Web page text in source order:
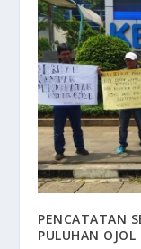
PENCATATAN
PULUHAN